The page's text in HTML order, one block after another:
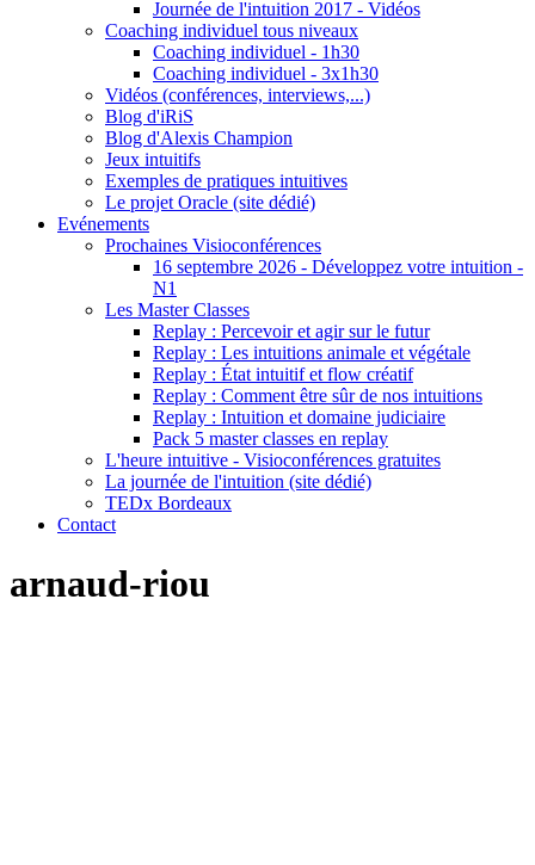
Journée de l'intuition 2017 - Vidéos
Coaching individuel tous niveaux
Coaching individuel - 1h30
Coaching individuel - 3x1h30
Vidéos (conférences, interviews,...)
Blog d'iRiS
Blog d'Alexis Champion
Jeux intuitifs
Exemples de pratiques intuitives
Le projet Oracle (site dédié)
Evénements
Prochaines Visioconférences
16 septembre 2026 - Développez votre intuition -
N1
Les Master Classes
Replay : Percevoir et agir sur le futur
Replay : Les intuitions animale et végétale
Replay : État intuitif et flow créatif
Replay : Comment être sûr de nos intuitions
Replay : Intuition et domaine judiciaire
Pack 5 master classes en replay
L'heure intuitive - Visioconférences gratuites
La journée de l'intuition (site dédié)
TEDx Bordeaux
Contact
arnaud-riou